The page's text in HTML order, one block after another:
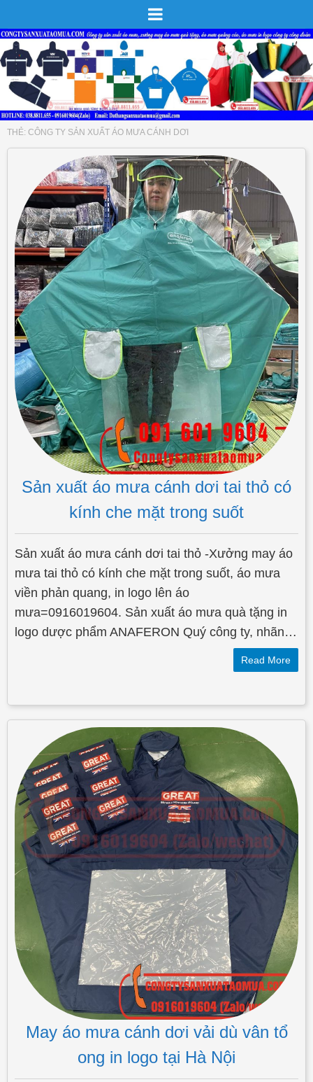
THẺ: CÔNG TY SẢN XUẤT ÁO MƯA CÁNH DƠI
Sản xuất áo mưa cánh dơi tai thỏ có
kính che mặt trong suốt
Sản xuất áo mưa cánh dơi tai thỏ -Xưởng may áo
mưa tai thỏ có kính che mặt trong suốt, áo mưa
viền phản quang, in logo lên áo
mưa=0916019604. Sản xuất áo mưa quà tặng in
logo dược phẩm ANAFERON Quý công ty, nhãn…
Read More
May áo mưa cánh dơi vải dù vân tổ
ong in logo tại Hà Nội